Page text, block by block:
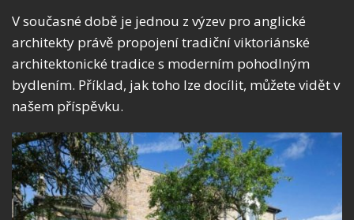
V současné době je jednou z výzev pro anglické
architekty právě propojení tradiční viktoriánské
architektonické tradice s moderním pohodlným
bydlením. Příklad, jak toho lze docílit, můžete vidět v
našem příspěvku.